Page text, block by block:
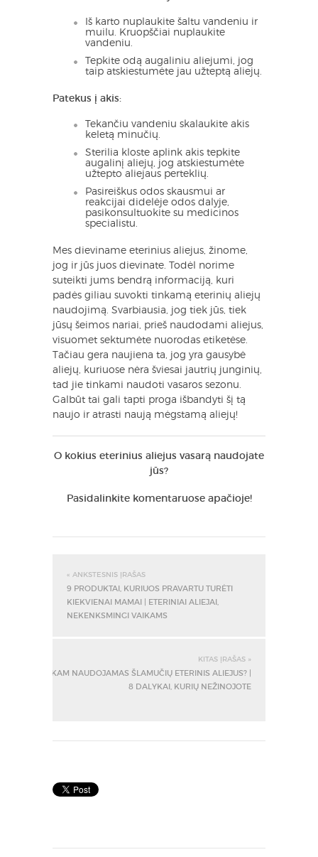
Iš karto nuplaukite šaltu vandeniu ir
muilu. Kruopščiai nuplaukite
vandeniu.
Tepkite odą augaliniu aliejumi, jog
taip atskiestumėte jau užteptą aliejų.
Patekus į akis:
Tekančiu vandeniu skalaukite akis
keletą minučių.
Sterilia kloste aplink akis tepkite
augalinį aliejų, jog atskiestumėte
užtepto aliejaus perteklių.
Pasireiškus odos skausmui ar
reakcijai didelėje odos dalyje,
pasikonsultuokite su medicinos
specialistu.
Mes dieviname eterinius aliejus, žinome,
jog ir jūs juos dievinate. Todėl norime
suteikti jums bendrą informaciją, kuri
padės giliau suvokti tinkamą eterinių aliejų
naudojimą. Svarbiausia, jog tiek jūs, tiek
jūsų šeimos nariai, prieš naudodami aliejus,
visuomet sektumėte nuorodas etiketėse.
Tačiau gera naujiena ta, jog yra gausybė
aliejų, kuriuose nėra šviesai jautrių junginių,
tad jie tinkami naudoti vasaros sezonu.
Galbūt tai gali tapti proga išbandyti šį tą
naujo ir atrasti naują mėgstamą aliejų!
O kokius eterinius aliejus vasarą naudojate
jūs?
Pasidalinkite komentaruose apačioje!
« ANKSTESNIS ĮRAŠAS
9 PRODUKTAI, KURIUOS PRAVARTU TURĖTI
KIEKVIENAI MAMAI | ETERINIAI ALIEJAI,
NEKENKSMINGI VAIKAMS
KITAS ĮRAŠAS »
KAM NAUDOJAMAS ŠLAMUČIŲ ETERINIS ALIEJUS? |
8 DALYKAI, KURIŲ NEŽINOJOTE